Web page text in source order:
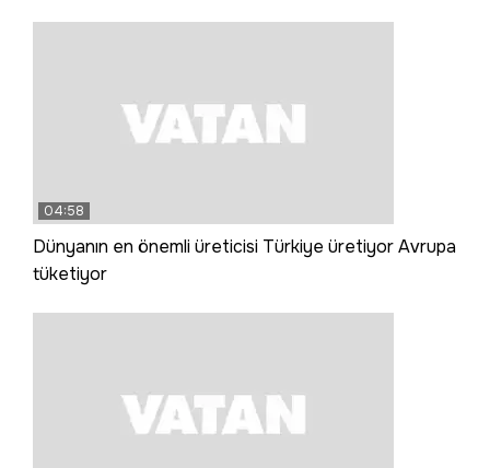
04:58
Dünyanın en önemli üreticisi Türkiye üretiyor Avrupa
tüketiyor